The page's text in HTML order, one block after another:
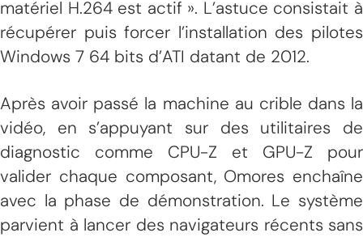
matériel H.264 est actif ». L’astuce consistait à
récupérer puis forcer l’installation des pilotes
Windows 7 64 bits d’ATI datant de 2012.
Après avoir passé la machine au crible dans la
vidéo, en s’appuyant sur des utilitaires de
diagnostic comme CPU-Z et GPU-Z pour
valider chaque composant, Omores enchaîne
avec la phase de démonstration. Le système
parvient à lancer des navigateurs récents sans